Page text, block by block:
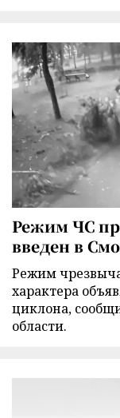
Режим ЧС
введен в
Режим
характера
циклона,
области.